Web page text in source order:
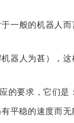
一般的机器人而
器人为甚），这
的要求，它们是
平稳的速度而无